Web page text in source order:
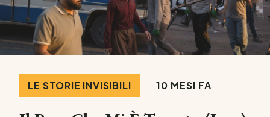
LE STORIE INVISIBILI 10 MESI FA